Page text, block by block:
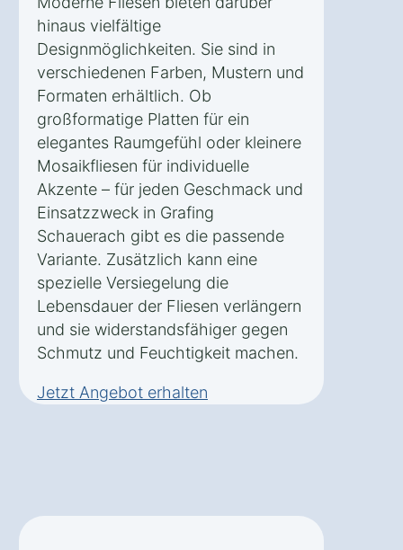
hinaus vielfältige
Designmöglichkeiten. Sie sind in
verschiedenen Farben, Mustern und
Formaten erhältlich. Ob
großformatige Platten für ein
elegantes Raumgefühl oder kleinere
Mosaikfliesen für individuelle
Akzente – für jeden Geschmack und
Einsatzzweck in Grafing
Schauerach gibt es die passende
Variante. Zusätzlich kann eine
spezielle Versiegelung die
Lebensdauer der Fliesen verlängern
und sie widerstandsfähiger gegen
Schmutz und Feuchtigkeit machen.
Jetzt Angebot erhalten